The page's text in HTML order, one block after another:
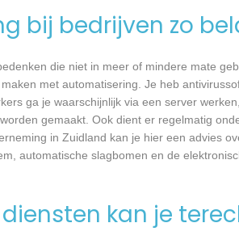
bij bedrijven zo
die niet in meer of mindere mate
met automatisering. Je heb
ga je waarschijnlijk via een server
gemaakt. Ook dient er regelmatig
in Zuidland kan je hier een advies
automatische slagbomen en de
kan je